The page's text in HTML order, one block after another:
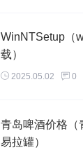
WinNTSetup（
载）
2025.05.02 0
青岛啤酒价格（
易拉罐）